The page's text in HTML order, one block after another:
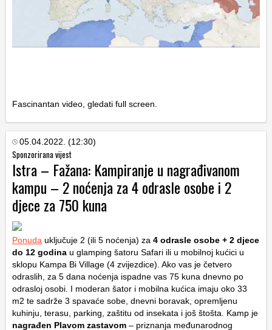
Fascinantan video, gledati full screen.
05.04.2022. (12:30)
Sponzorirana vijest
Istra – Fažana: Kampiranje u nagrađivanom
kampu – 2 noćenja za 4 odrasle osobe i 2
djece za 750 kuna
Ponuda uključuje 2 (ili 5 noćenja) za 4 odrasle osobe + 2 djece
do 12 godina u glamping šatoru Safari ili u mobilnoj kućici u
sklopu Kampa Bi Village (4 zvijezdice). Ako vas je četvero
odraslih, za 5 dana noćenja ispadne vas 75 kuna dnevno po
odrasloj osobi. I moderan šator i mobilna kućica imaju oko 33
m2 te sadrže 3 spavaće sobe, dnevni boravak, opremljenu
kuhinju, terasu, parking, zaštitu od insekata i još štošta. Kamp je
nagrađen Plavom zastavom – priznanja međunarodnog